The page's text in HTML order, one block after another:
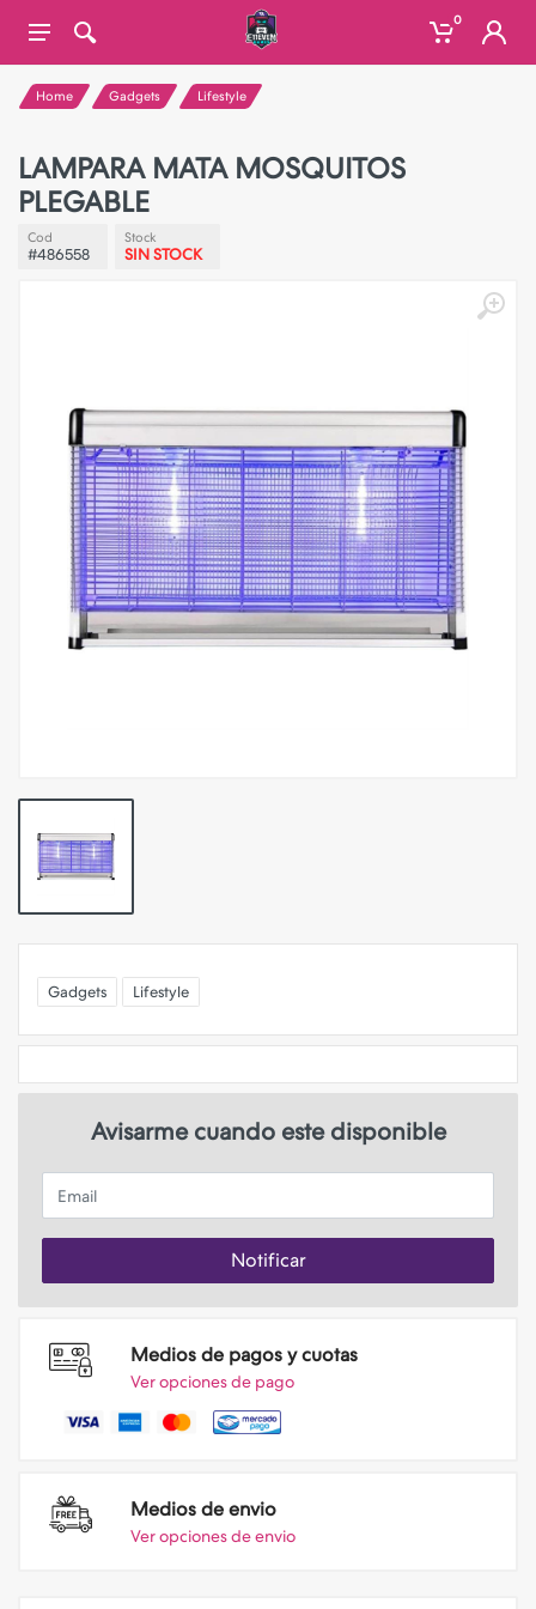
0
Home Gadgets Lifestyle
LAMPARA MATA MOSQUITOS
PLEGABLE
Cod
#486558
Stock
SIN STOCK
Gadgets Lifestyle
Avisarme cuando este disponible
Email
Notificar
Medios de pagos y cuotas
Ver opciones de pago
Medios de envio
Ver opciones de envio